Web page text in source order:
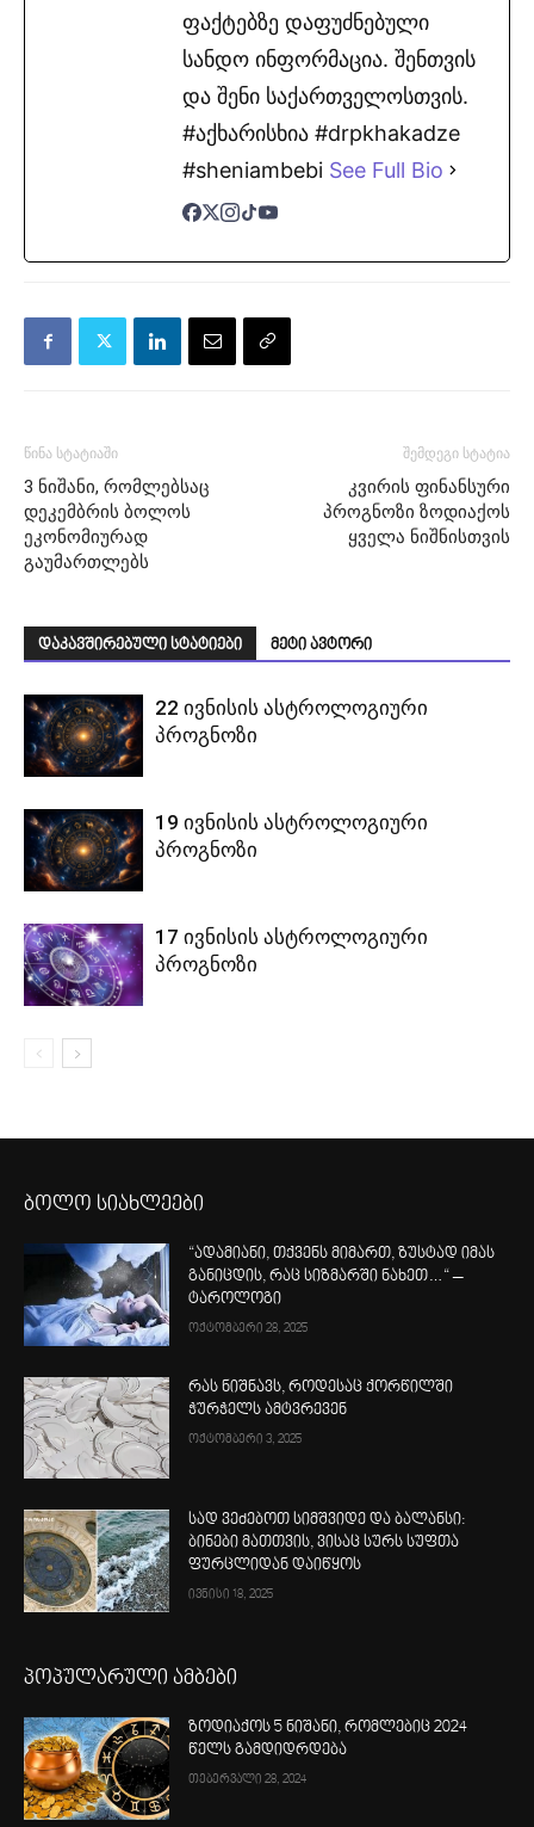
ფაქტებზე დაფუძნებული
სანდო ინფორმაცია. შენთვის
და შენი საქართველოსთვის.
#აქხარისხია #drpkhakadze
#sheniambebi See Full Bio
წინა სტატიაში
3 ნიშანი, რომლებსაც
დეკემბრის ბოლოს
ეკონომიურად
გაუმართლებს
შემდეგი სტატია
კვირის ფინანსური
პროგნოზი ზოდიაქოს
ყველა ნიშნისთვის
დაკავშირებული სტატიები მეტი ავტორი
22 ივნისის ასტროლოგიური
პროგნოზი
19 ივნისის ასტროლოგიური
პროგნოზი
17 ივნისის ასტროლოგიური
პროგნოზი
ბოლო სიახლეები
“ადამიანი, თქვენს მიმართ, ზუსტად იმას
განიცდის, რაც სიზმარში ნახეთ…“ –
ტაროლოგი
ოქტომბერი 28, 2025
რას ნიშნავს, როდესაც ქორწილში
ჭურჭელს ამტვრევენ
ოქტომბერი 3, 2025
სად ვეძებოთ სიმშვიდე და ბალანსი:
ბინები მათთვის, ვისაც სურს სუფთა
ფურცლიდან დაიწყოს
ივნისი 18, 2025
პოპულარული ამბები
ზოდიაქოს 5 ნიშანი, რომლებიც 2024
წელს გამდიდრდება
თებერვალი 28, 2024